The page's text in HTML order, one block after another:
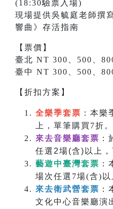
(18:30驗票入場)
現場提供吳毓庭老師撰
響曲 》存活指南
【票價】
臺北 NT 300、500、
臺中 NT 300、500、
【折扣方案】
全樂季套票 ：本樂
上，單筆購買7折。
來去音樂廳套票
任選2場(含)以上，
藝遊中臺灣套票
場次任選7場(含)以
來去衛武營套票
文化中心音樂廳演